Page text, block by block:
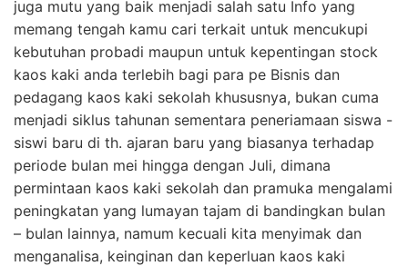
juga mutu yang baik menjadi salah satu Info yang
memang tengah kamu cari terkait untuk mencukupi
kebutuhan probadi maupun untuk kepentingan stock
kaos kaki anda terlebih bagi para pe Bisnis dan
pedagang kaos kaki sekolah khususnya, bukan cuma
menjadi siklus tahunan sementara peneriamaan siswa -
siswi baru di th. ajaran baru yang biasanya terhadap
periode bulan mei hingga dengan Juli, dimana
permintaan kaos kaki sekolah dan pramuka mengalami
peningkatan yang lumayan tajam di bandingkan bulan
– bulan lainnya, namum kecuali kita menyimak dan
menganalisa, keinginan dan keperluan kaos kaki